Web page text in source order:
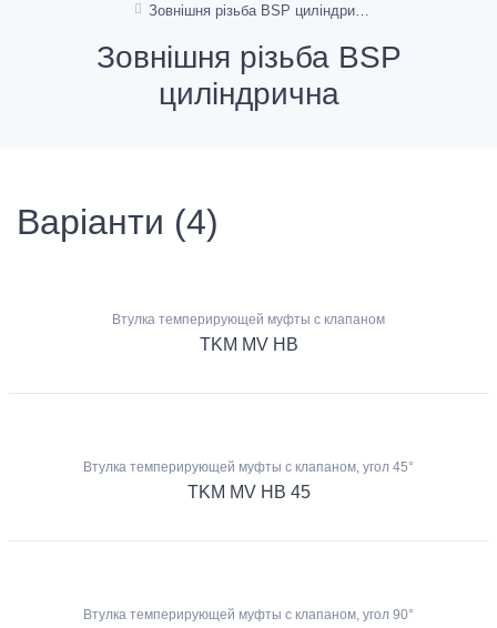
Зовнішня різьба BSP
циліндрична
Варіанти (4)
Втулка темперирующей муфты с клапаном
TKM MV HB
Втулка темперирующей муфты с клапаном, угол 45°
TKM MV HB 45
Втулка темперирующей муфты с клапаном, угол 90°